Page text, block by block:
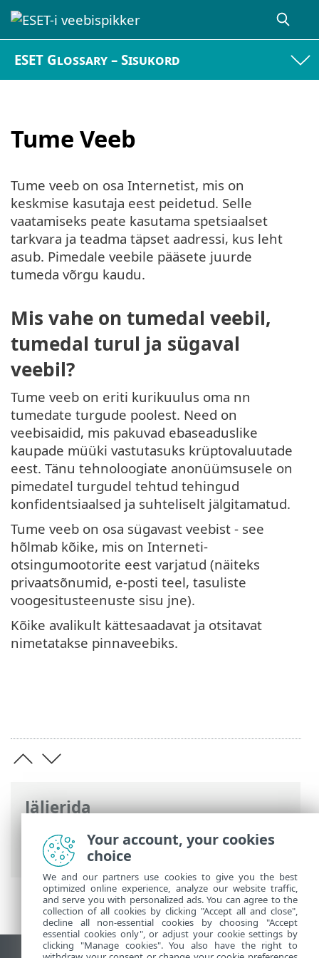
ESET Glossary – Sisukord
Tume Veeb
Jäljerida
ESET-i veebispikker>ESET Glossary>
Mitmesugust > Tume Veeb
Tume veeb on osa Internetist, mis on
keskmise kasutaja eest peidetud. Selle
vaatamiseks peate kasutama spetsiaalset
tarkvara ja teadma täpset aadressi, kus leht
asub. Pimedale veebile pääsete juurde
tumeda võrgu kaudu.
Mis vahe on tumedal veebil,
tumedal turul ja sügaval
veebil?
Tume veeb on eriti kurikuulus oma nn
tumedate turgude poolest. Need on
veebisaidid, mis pakuvad ebaseaduslike
kaupade müüki vastutasuks krüptovaluutade
eest. Tänu tehnoloogiate anonüümsusele on
pimedatel turgudel tehtud tehingud
konfidentsiaalsed ja suhteliselt jälgitamatud.
Tume veeb on osa sügavast veebist - see
hõlmab kõike, mis on Interneti-
otsingumootorite eest varjatud (näiteks
privaatsõnumid, e-posti teel, tasuliste
voogesitusteenuste sisu jne).
Kõike avalikult kättesaadavat ja otsitavat
nimetatakse pinnaveebiks.
Your account, your cookies
choice
We and our partners use cookies to give you the best
optimized online experience, analyze our website traffic,
and serve you with personalized ads. You can agree to the
collection of all cookies by clicking "Accept all and close",
decline all non-essential cookies by choosing "Accept
essential cookies only", or adjust your cookie settings by
clicking "Manage cookies". You also have the right to